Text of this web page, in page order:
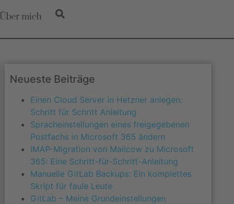
Über mich
Neueste Beiträge
Einen Cloud Server in Hetzner anlegen:
Schritt für Schritt Anleitung
Spracheinstellungen eines freigegebenen
Postfachs in Microsoft 365 ändern
IMAP-Migration von Mailcow zu Microsoft
365: Eine Schritt-für-Schritt-Anleitung
Manuelle GitLab Backups: Ein komplettes
Skript für faule Leute
GitLab – Meine Grundeinstellungen